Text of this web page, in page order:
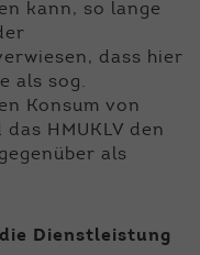
kann, so lange
dass hier
als sog.
Konsum von
HMUKLV den
als
Dienstleistung